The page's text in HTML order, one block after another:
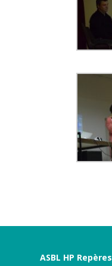
ASBL HP Repères